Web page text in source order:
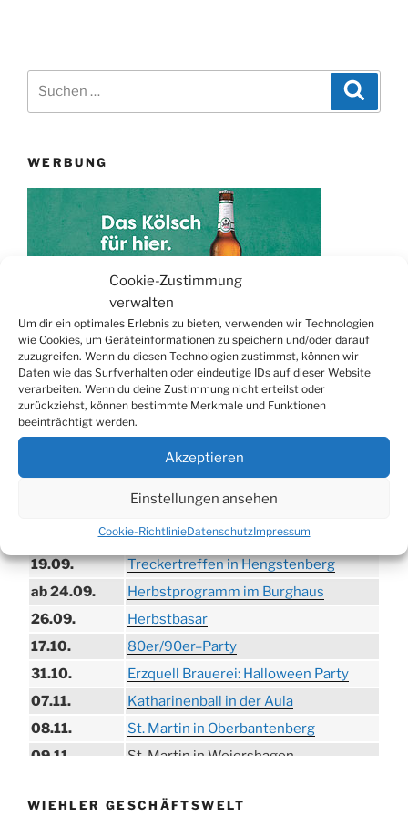
Cookie-Zustimmung
verwalten
Um dir ein optimales Erlebnis zu bieten, verwenden wir Technologien
wie Cookies, um Geräteinformationen zu speichern und/oder darauf
zuzugreifen. Wenn du diesen Technologien zustimmst, können wir
Daten wie das Surfverhalten oder eindeutige IDs auf dieser Website
verarbeiten. Wenn du deine Zustimmung nicht erteilst oder
zurückziehst, können bestimmte Merkmale und Funktionen
beeinträchtigt werden.
Akzeptieren
Einstellungen ansehen
Cookie-RichtlinieDatenschutzImpressum
WERBUNG
TERMINE
21.06. bis
30.08.
Biergarten-Wochenenden der Erzquell
Brauerei
Trödelmarkt in der Ortsmitte
29.08.
Sommerfest in Helmerhausen
Beach-Volleyball-Turnier
Wandertag
19.09.
Treckertreffen in Hengstenberg
ab 24.09.
Herbstprogramm im Burghaus
26.09.
Herbstbasar
17.10.
80er/90er–Party
31.10.
Erzquell Brauerei: Halloween Party
07.11.
Katharinenball in der Aula
08.11.
St. Martin in Oberbantenberg
09.11.
St. Martin in Weiershagen
11.11.
„DÜX“ im Burghaus
WIEHLER GESCHÄFTSWELT